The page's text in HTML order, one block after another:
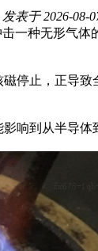
发表于2026-08-
种无形气
停止，正导
响到从半导